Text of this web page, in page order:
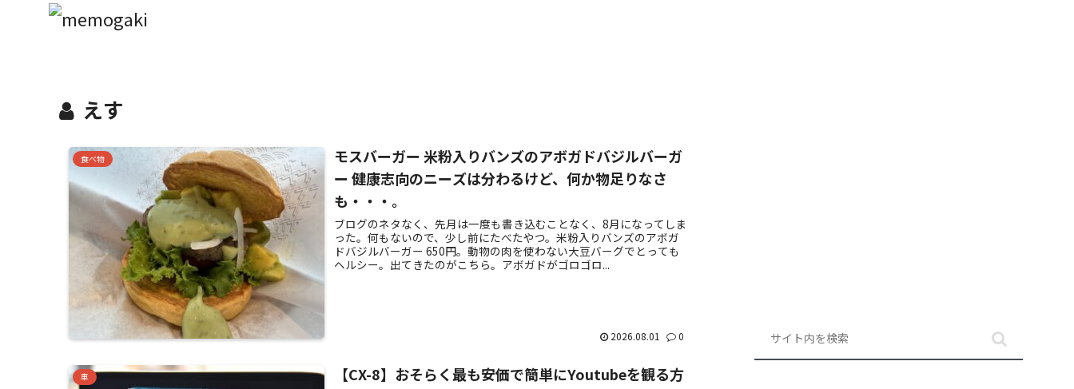
えす
食べ物
モスバーガー 米粉入りバンズのアボガドバジルバーガ
ー 健康志向のニーズは分わるけど、何か物足りなさ
も・・・。
ブログのネタなく、先月は一度も書き込むことなく、8月になってしま
った。何もないので、少し前にたべたやつ。米粉入りバンズのアボガ
ドバジルバーガー 650円。動物の肉を使わない大豆バーグでとっても
ヘルシー。出てきたのがこちら。アボガドがゴロゴロ...
2026.08.01 0
車
【CX-8】おそらく最も安価で簡単にYoutubeを観る方